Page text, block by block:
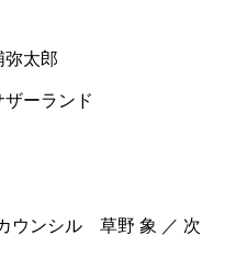
太郎
ーランド
ウンシル 草野 象 ／ 次